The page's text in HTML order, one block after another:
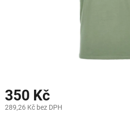
350 Kč
289,26 Kč bez DPH